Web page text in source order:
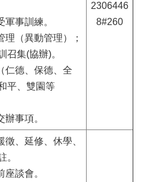
軍事訓練。
理（異動管理）；
召集(協辦)。
仁德、保德、全
平、雙園等
辦事項。
2306446
8#260
徵、延修、休學、
。
座談會。